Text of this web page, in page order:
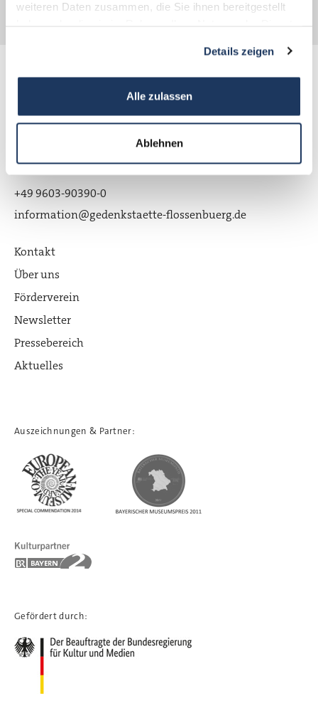
weiteren Daten zusammen, die Sie ihnen bereitgestellt
Details zeigen
Alle zulassen
Ablehnen
KZ-Gedenkstätte Flossenbürg
+49 9603-90390-0
information@gedenkstaette-flossenbuerg.de
Kontakt
Über uns
Förderverein
Newsletter
Pressebereich
Aktuelles
Auszeichnungen & Partner:
Gefördert durch: